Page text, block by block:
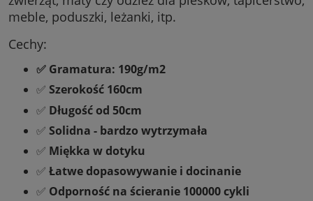
meble, poduszki, leżanki, itp.
Cechy:
✅ Gramatura: 190g/m2
✅ Szerokość 160cm
✅ Długość od 50cm
✅ Solidna - bardzo wytrzymała
✅ Miękka w dotyku
✅ Łatwe dopasowywanie i docinanie
✅ Odporność na ścieranie 100000 cykli